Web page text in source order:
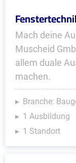
Mach deine
Muscheid
allem duale
machen.
Branche:
1 Ausbildung
1 Standort